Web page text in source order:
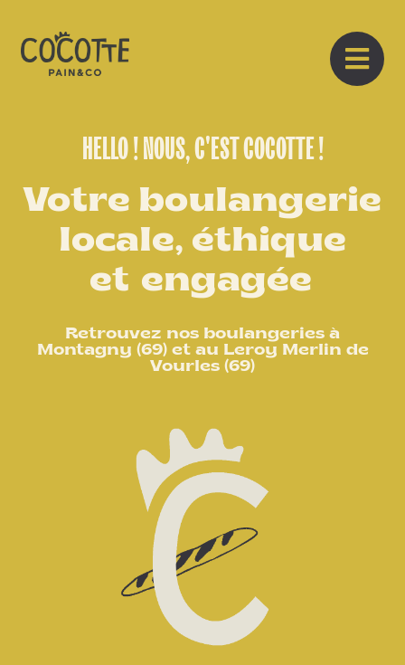
HELLO ! NOUS, C'EST COCOTTE !
Votre boulangerie
locale, éthique
et engagée
Retrouvez nos boulangeries à
Montagny (69) et au Leroy Merlin de
Vourles (69)